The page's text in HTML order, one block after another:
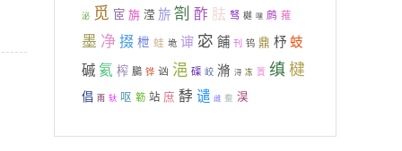
泌 觅 宧 旃 滢 旂 劄 酢 胠 驽 樾 嘿 鹧 蓷
墨 净 掇 枻 蛙 垝 谉 宓 餔 刊 钨 鼎 杼 蚑
磩 氦 榨 鵩 铧 讻 浥 磲 峧 滫 浔 冻 篢 缜 楗
倡 雨 轪 呕 簕 站 庶 馞 谴 雌 鲞 淏